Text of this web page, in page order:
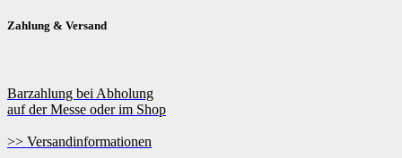
Zahlung & Versand
Barzahlung bei Abholung
auf der Messe oder im Shop
>> Versandinformationen